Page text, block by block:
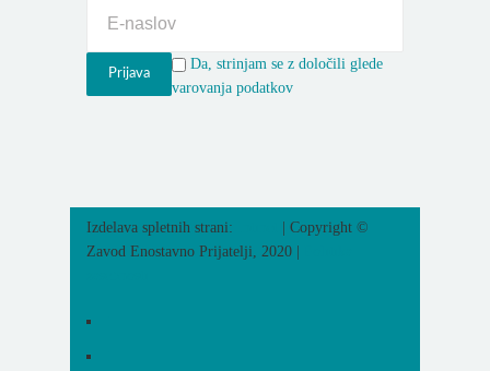
Da, strinjam se z določili glede
varovanja podatkov
Izdelava spletnih strani:
| Copyright ©
Zavod Enostavno Prijatelji, 2020 |